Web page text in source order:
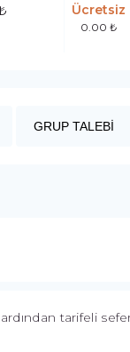
Ücretsiz
0.00 ₺
GRUP TALEBİ
tarifeli